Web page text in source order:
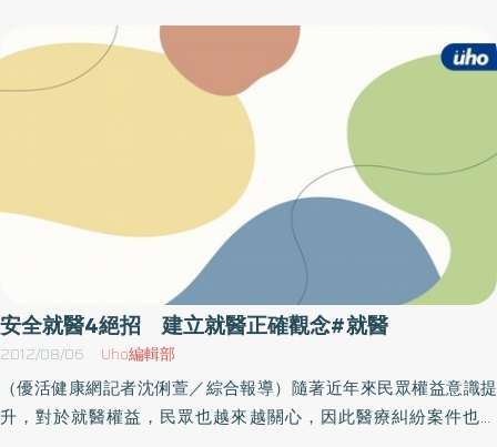
手術麻醉是全身還是半身？手術後又用哪種方式止痛？醫師及醫院
開這類手術有很多經驗？手術可能出現哪些併發症或後遺症？有解
決方法嗎？手術後會有器官機能短暫或永久喪失嗎？需不需要復
健？注意以上細節，能讓你更清楚掌握自己及家人的健康。
訪，甚至幫柯先生預約好大腸鏡檢時間等，柯先生就是不願意到醫
院進一步進行內視鏡檢查，即使至症狀出現時，也堅持不治療，後
留下3個未成年的孩子和他的妻子，前來告別式致意的人無不潸然淚
下。 根據衛生署國民健康局指出，在台灣地區，每年約有八千多人
得到大腸癌，並有近四千人因大腸癌死亡，且呈每年快速增加的趨
勢，其實大腸癌是可以早期發現早期治療，且治癒率很高的癌症，
根據統計，早期的大腸癌如果妥善治療，存活率高達90％以上。國
健局表示，大腸癌主要是由大腸內的腺瘤瘜肉癌化所造成，因此如
能早期發現腺瘤瘜肉予以切除，可以減少大腸癌的發生。根據歐美
國家研究顯示，實施糞便潛血檢查可以降低30％的大腸癌發生率，
糞便潛血檢查（FOBT）是檢查糞便中是否有血，糞便潛血檢查大多
是用免疫法，不需飲食限制，因此相當簡單方便，但糞便潛血檢查
並非百分之百，所以當有任何異狀時，仍應找專科醫師做必要檢
查。如果糞便潛血檢查呈陽性時，應進一步接受大腸鏡檢查，其好
處是檢查過程如有發現病兆或瘜肉時，可以直接取樣做切片或是將
安全就醫4絕招 建立就醫正確觀念#就醫
2012/08/06 Uho編輯部
（優活健康網記者沈俐萱／綜合報導）隨著近年來民眾權益意識提
升，對於就醫權益，民眾也越來越關心，因此醫療糾紛案件也遞